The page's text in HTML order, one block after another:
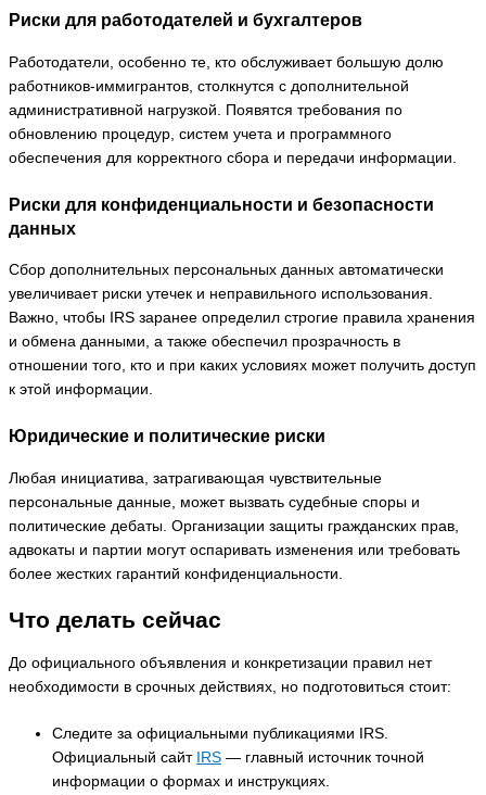
Риски для работодателей и бухгалтеров
Работодатели, особенно те, кто обслуживает большую долю
работников-иммигрантов, столкнутся с дополнительной
административной нагрузкой. Появятся требования по
обновлению процедур, систем учета и программного
обеспечения для корректного сбора и передачи информации.
Риски для конфиденциальности и безопасности
данных
Сбор дополнительных персональных данных автоматически
увеличивает риски утечек и неправильного использования.
Важно, чтобы IRS заранее определил строгие правила хранения
и обмена данными, а также обеспечил прозрачность в
отношении того, кто и при каких условиях может получить доступ
к этой информации.
Юридические и политические риски
Любая инициативa, затрагивающая чувствительные
персональные данные, может вызвать судебные споры и
политические дебаты. Организации защиты гражданских прав,
адвокаты и партии могут оспаривать изменения или требовать
более жестких гарантий конфиденциальности.
Что делать сейчас
До официального объявления и конкретизации правил нет
необходимости в срочных действиях, но подготовиться стоит:
Следите за официальными публикациями IRS.
Официальный сайт IRS — главный источник точной
информации о формах и инструкциях.